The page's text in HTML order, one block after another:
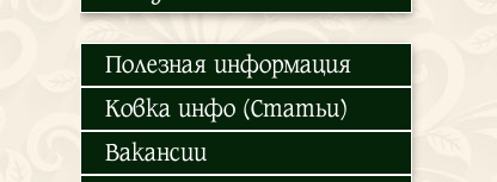
Полезная информация
Ковка инфо (Статьи)
Вакансии